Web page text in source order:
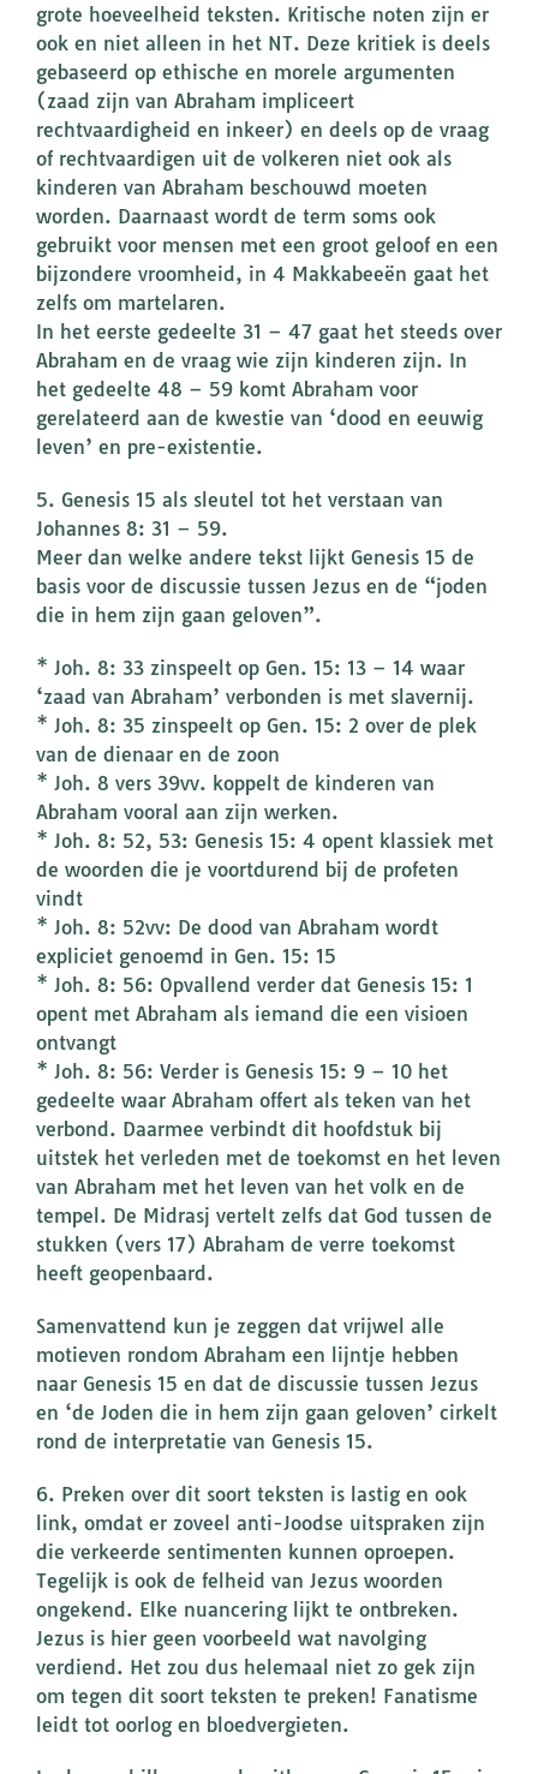
grote hoeveelheid teksten. Kritische noten zijn er
ook en niet alleen in het NT. Deze kritiek is deels
gebaseerd op ethische en morele argumenten
(zaad zijn van Abraham impliceert
rechtvaardigheid en inkeer) en deels op de vraag
of rechtvaardigen uit de volkeren niet ook als
kinderen van Abraham beschouwd moeten
worden. Daarnaast wordt de term soms ook
gebruikt voor mensen met een groot geloof en een
bijzondere vroomheid, in 4 Makkabeeën gaat het
zelfs om martelaren.
In het eerste gedeelte 31 – 47 gaat het steeds over
Abraham en de vraag wie zijn kinderen zijn. In
het gedeelte 48 – 59 komt Abraham voor
gerelateerd aan de kwestie van ‘dood en eeuwig
leven’ en pre-existentie.
5. Genesis 15 als sleutel tot het verstaan van
Johannes 8: 31 – 59.
Meer dan welke andere tekst lijkt Genesis 15 de
basis voor de discussie tussen Jezus en de “joden
die in hem zijn gaan geloven”.
* Joh. 8: 33 zinspeelt op Gen. 15: 13 – 14 waar
‘zaad van Abraham’ verbonden is met slavernij.
* Joh. 8: 35 zinspeelt op Gen. 15: 2 over de plek
van de dienaar en de zoon
* Joh. 8 vers 39vv. koppelt de kinderen van
Abraham vooral aan zijn werken.
* Joh. 8: 52, 53: Genesis 15: 4 opent klassiek met
de woorden die je voortdurend bij de profeten
vindt
* Joh. 8: 52vv: De dood van Abraham wordt
expliciet genoemd in Gen. 15: 15
* Joh. 8: 56: Opvallend verder dat Genesis 15: 1
opent met Abraham als iemand die een visioen
ontvangt
* Joh. 8: 56: Verder is Genesis 15: 9 – 10 het
gedeelte waar Abraham offert als teken van het
verbond. Daarmee verbindt dit hoofdstuk bij
uitstek het verleden met de toekomst en het leven
van Abraham met het leven van het volk en de
tempel. De Midrasj vertelt zelfs dat God tussen de
stukken (vers 17) Abraham de verre toekomst
heeft geopenbaard.
Samenvattend kun je zeggen dat vrijwel alle
motieven rondom Abraham een lijntje hebben
naar Genesis 15 en dat de discussie tussen Jezus
en ‘de Joden die in hem zijn gaan geloven’ cirkelt
rond de interpretatie van Genesis 15.
6. Preken over dit soort teksten is lastig en ook
link, omdat er zoveel anti-Joodse uitspraken zijn
die verkeerde sentimenten kunnen oproepen.
Tegelijk is ook de felheid van Jezus woorden
ongekend. Elke nuancering lijkt te ontbreken.
Jezus is hier geen voorbeeld wat navolging
verdiend. Het zou dus helemaal niet zo gek zijn
om tegen dit soort teksten te preken! Fanatisme
leidt tot oorlog en bloedvergieten.